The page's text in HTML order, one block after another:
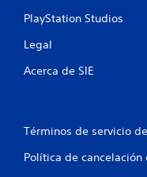
PlayStation Studios
Legal
Acerca de SIE
Términos de servicio
Política de cancelación